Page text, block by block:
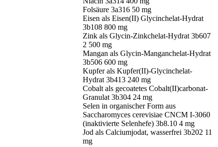
Folsäure 3a316 50 mg
Eisen als Eisen(II) Glycinchelat-Hydrat
3b108 800 mg
Zink als Glycin-Zinkchelat-Hydrat 3b607
2 500 mg
Mangan als Glycin-Manganchelat-Hydrat
3b506 600 mg
Kupfer als Kupfer(II)-Glycinchelat-
Hydrat 3b413 240 mg
Cobalt als gecoatetes Cobalt(II)carbonat-
Granulat 3b304 24 mg
Selen in organischer Form aus
Saccharomyces cerevisiae CNCM I-3060
(inaktivierte Selenhefe) 3b8.10 4 mg
Jod als Calciumjodat, wasserfrei 3b202 11
mg